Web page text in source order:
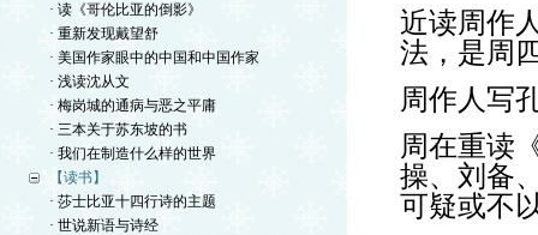
· 读《哥伦比亚的倒影》
· 重新发现戴望舒
· 美国作家眼中的中国和中国作家
· 浅读沈从文
· 梅岗城的通病与恶之平庸
· 三本关于苏东坡的书
· 我们在制造什么样的世界
【读书】
· 莎士比亚十四行诗的主题
· 世说新语与诗经
近读周作
法，是周
周作人写
周在重读
操、刘备
可疑或不